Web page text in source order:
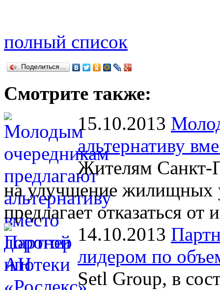
полный список
Поделиться…
Смотрите также:
15.10.2013
альтернативу
Жителям Санкт-
на улучшение жилищных
предлагает отказаться от
14.10.2013
лидером по
Setl Group, в